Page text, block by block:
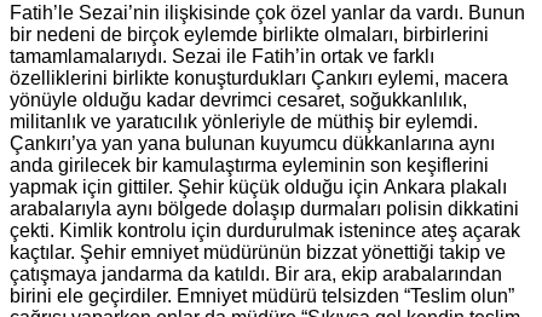
Fatih’le Sezai’nin ilişkisinde çok özel yanlar da vardı. Bunun
bir nedeni de birçok eylemde birlikte olmaları, birbirlerini
tamamlamalarıydı. Sezai ile Fatih’in ortak ve farklı
özelliklerini birlikte konuşturdukları Çankırı eylemi, macera
yönüyle olduğu kadar devrimci cesaret, soğukkanlılık,
militanlık ve yaratıcılık yönleriyle de müthiş bir eylemdi.
Çankırı’ya yan yana bulunan kuyumcu dükkanlarına aynı
anda girilecek bir kamulaştırma eyleminin son keşiflerini
yapmak için gittiler. Şehir küçük olduğu için Ankara plakalı
arabalarıyla aynı bölgede dolaşıp durmaları polisin dikkatini
çekti. Kimlik kontrolu için durdurulmak istenince ateş açarak
kaçtılar. Şehir emniyet müdürünün bizzat yönettiği takip ve
çatışmaya jandarma da katıldı. Bir ara, ekip arabalarından
birini ele geçirdiler. Emniyet müdürü telsizden “Teslim olun”